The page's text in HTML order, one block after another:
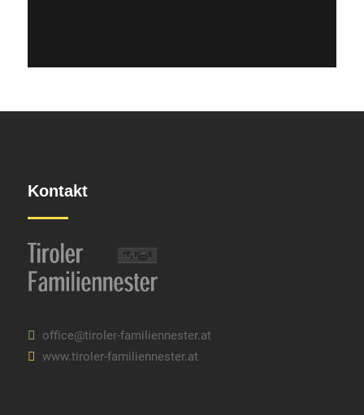
Kontakt
office@tiroler-familiennester.at
www.tiroler-familiennester.at